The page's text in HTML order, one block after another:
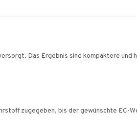
Das Ergebnis sind kompaktere und
zugegeben, bis der gewünschte EC-